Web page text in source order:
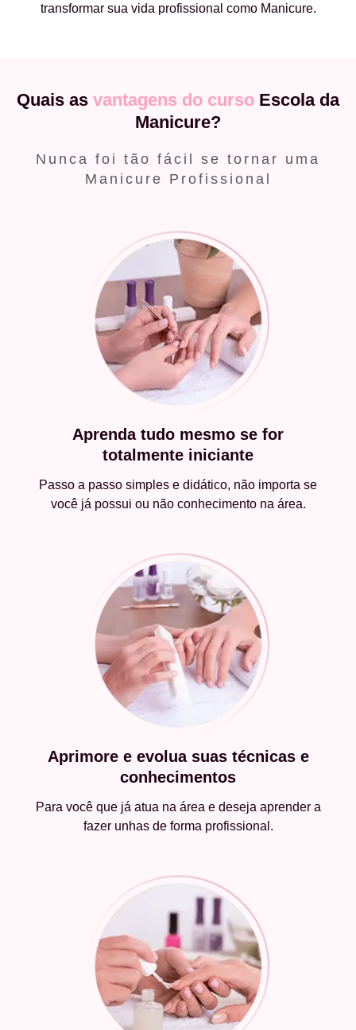
transformar sua vida profissional como Manicure.
Quais as vantagens do curso Escola da
Manicure?
Nunca foi tão fácil se tornar uma
Manicure Profissional
Aprenda tudo mesmo se for
totalmente iniciante
Passo a passo simples e didático, não importa se
você já possui ou não conhecimento na área.
Aprimore e evolua suas técnicas e
conhecimentos
Para você que já atua na área e deseja aprender a
fazer unhas de forma profissional.